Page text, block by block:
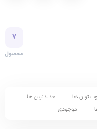
۷
محصول
ترین ها
جدیدترین ها
موجودی